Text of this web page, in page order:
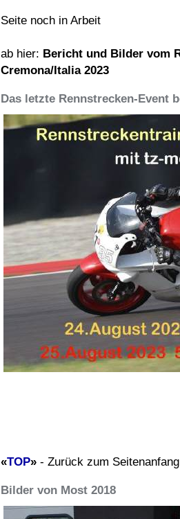
Seite noch in Arbeit
ab hier: Bericht und Bilder vom
Cremona/Italia 2023
Das letzte Rennstrecken-Event
«TOP» - Zurück zum Seitenanfang
Bilder von Most 2018